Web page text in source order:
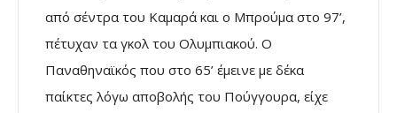
από σέντρα του Καμαρά και ο Μπρούμα στο 97’,
πέτυχαν τα γκολ του Ολυμπιακού. Ο
Παναθηναϊκός που στο 65’ έμεινε με δέκα
παίκτες λόγω αποβολής του Πούγγουρα, είχε